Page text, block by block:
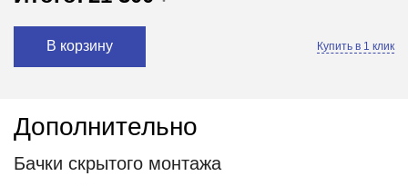
В корзину Купить в 1 клик
Дополнительно
Бачки скрытого монтажа